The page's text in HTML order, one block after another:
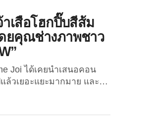
ล่าที่ตัวติดกันตลอดเวลา”
ทนต์ที่ถูกอกถูกใจทุกคนกัน
กเราก็จะพาเพื่อน ๆ มาส่อง
บกันอีกครั้ง ใน 16 ภาพ
สัตว์ประเทศญี่ปุ่น ที่ลั่น
หรือเจ้าของแอคเคาท์ X:
นชอบการถ่ายภาพเหล่าสัตว์
สวนพฤกษศาสตร์ฮิกาชิยา
นี้ไปพร้อมกันเลยยย! 1. น่า
เสือโฮกปิ๊บสีส้ม
ยคุณช่างภาพชาว
Joi ได้เคยนำเสนอคอน
ล้วเยอะแยะมากมาย และ
มไปว่าเป็นนักล่า” รวมถึง
ดคิ้วท์” กว่าอีก 2 ภาค ซึ่งดู